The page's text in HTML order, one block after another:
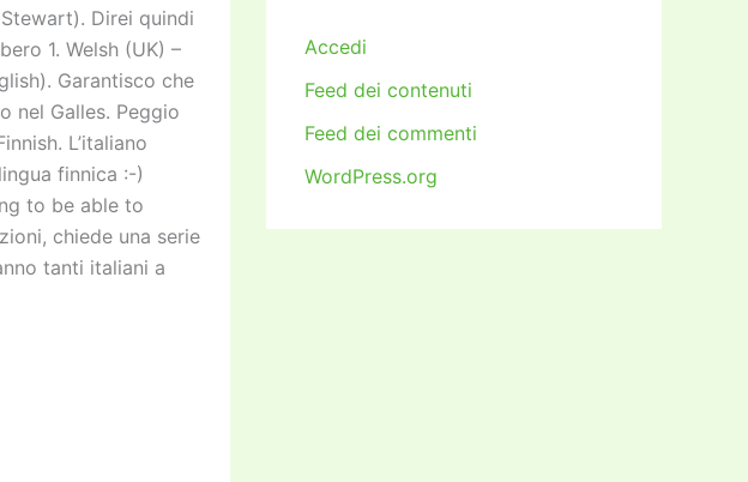
Direi quindi
1. Welsh (UK) –
Garantisco che
nel Galles. Peggio
L’italiano
finnica :-)
to be able to
chiede una serie
tanti italiani a
Accedi
Feed dei contenuti
Feed dei commenti
WordPress.org